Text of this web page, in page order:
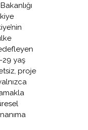
29 yaş
proje